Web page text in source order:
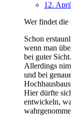
12.
Wer findet die
Schon
wenn man
bei guter Sicht.
Allerdings
und bei
Hier dürfte
entwickeln,